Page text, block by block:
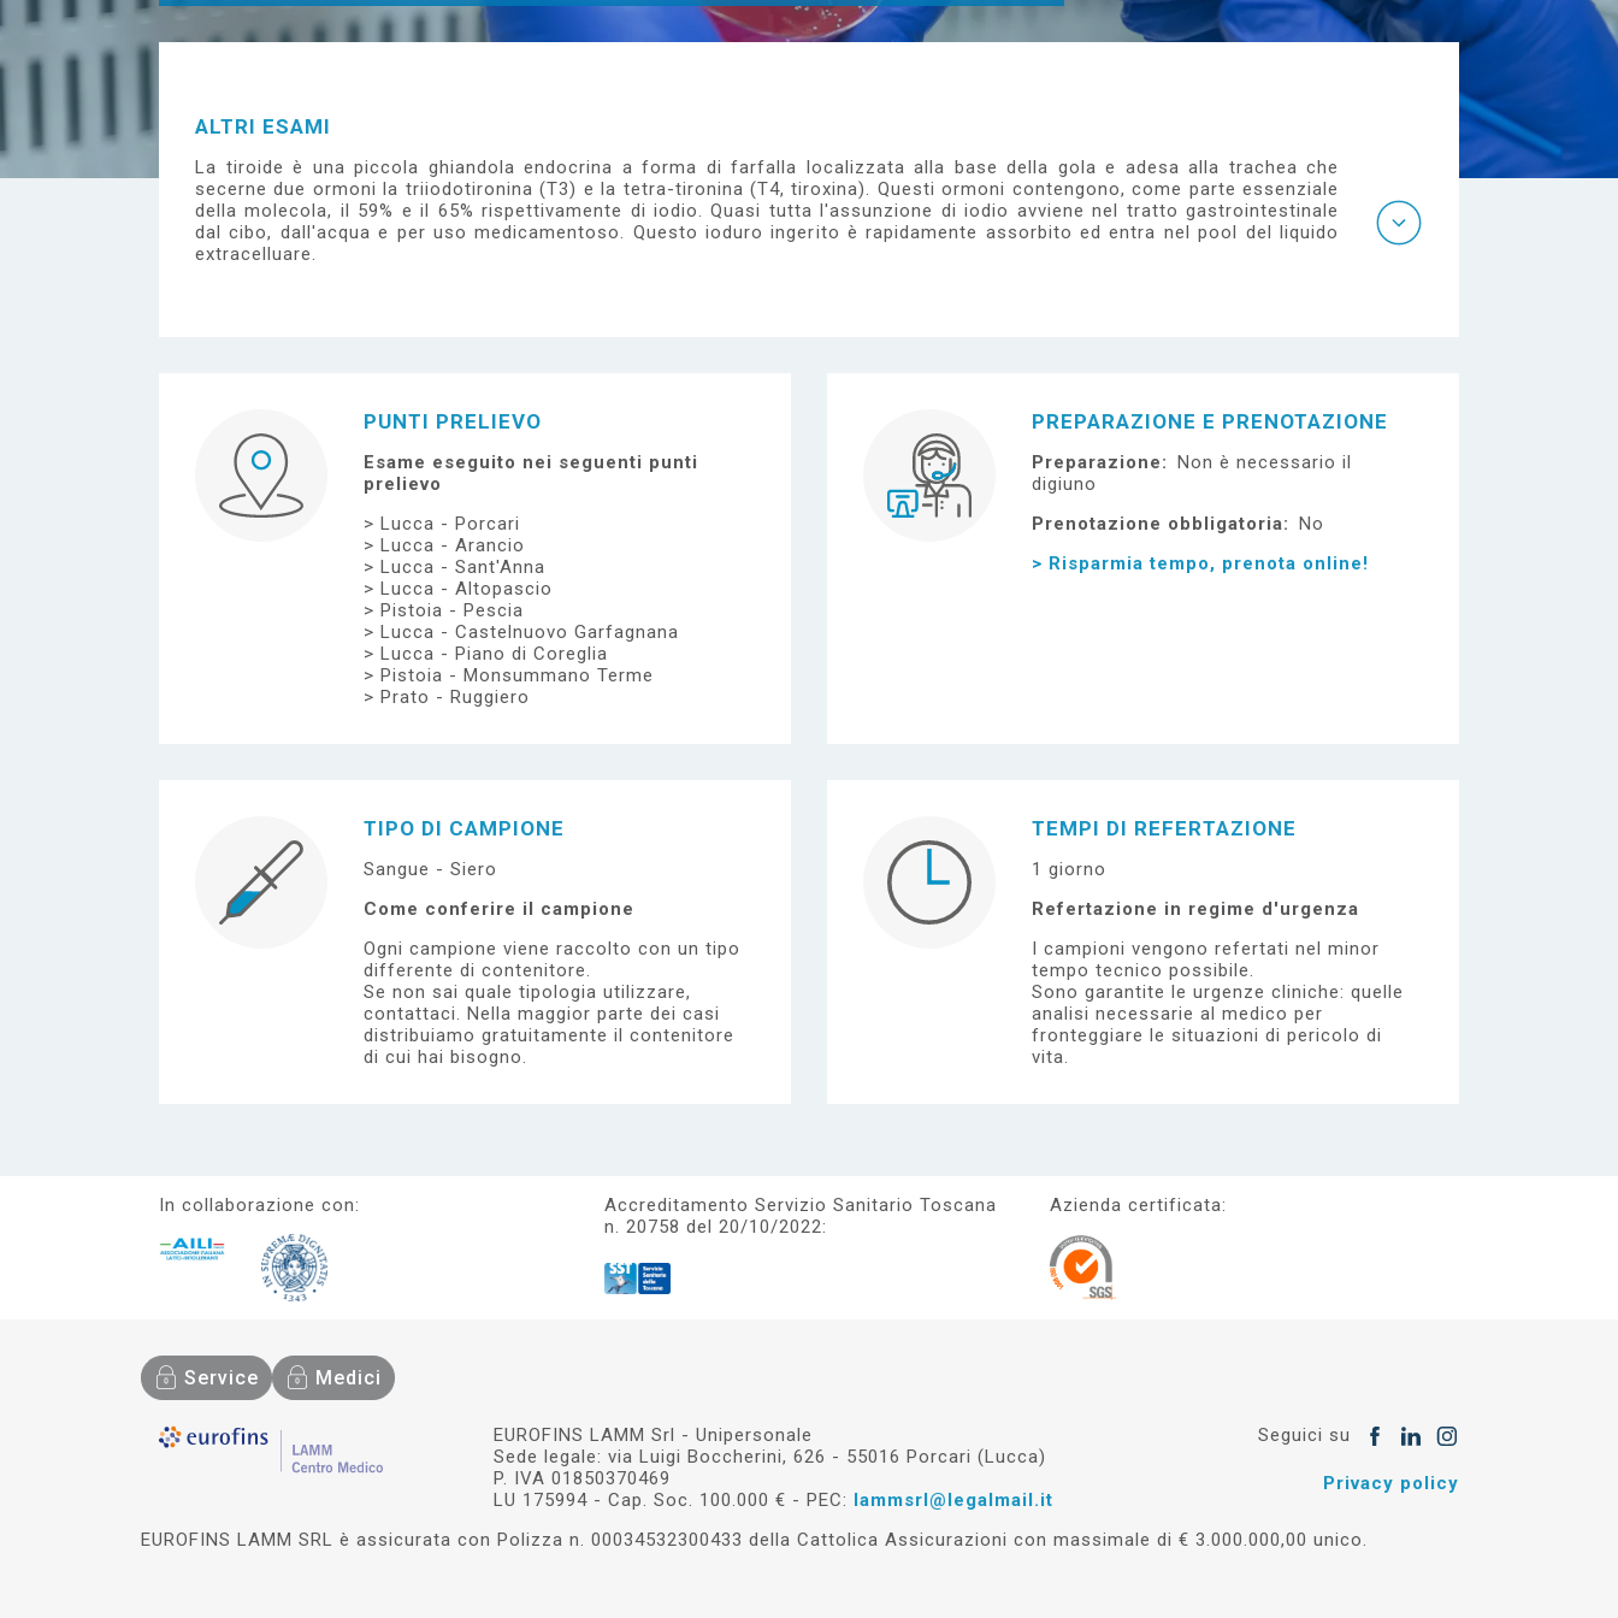
ALTRI ESAMI
La tiroide è una piccola ghiandola endocrina a forma di farfalla localizzata alla base della gola e adesa alla trachea che
secerne due ormoni la triiodotironina (T3) e la tetra-tironina (T4, tiroxina). Questi ormoni contengono, come parte essenziale
della molecola, il 59% e il 65% rispettivamente di iodio. Quasi tutta l'assunzione di iodio avviene nel tratto gastrointestinale
dal cibo, dall'acqua e per uso medicamentoso. Questo ioduro ingerito è rapidamente assorbito ed entra nel pool del liquido
extracelluare.
PUNTI PRELIEVO
Esame eseguito nei seguenti punti
prelievo
Lucca - Porcari
Lucca - Arancio
Lucca - Sant'Anna
Lucca - Altopascio
Pistoia - Pescia
Lucca - Castelnuovo Garfagnana
Lucca - Piano di Coreglia
Pistoia - Monsummano Terme
Prato - Ruggiero
PREPARAZIONE E PRENOTAZIONE
Preparazione
Non è necessario il
digiuno
Prenotazione obbligatoria
No
> Risparmia tempo, prenota online!
TIPO DI CAMPIONE
Sangue - Siero
Come conferire il campione
Ogni campione viene raccolto con un tipo
differente di contenitore.
Se non sai quale tipologia utilizzare,
contattaci. Nella maggior parte dei casi
distribuiamo gratuitamente il contenitore
di cui hai bisogno.
TEMPI DI REFERTAZIONE
1 giorno
Refertazione in regime d'urgenza
I campioni vengono refertati nel minor
tempo tecnico possibile.
Sono garantite le urgenze cliniche: quelle
analisi necessarie al medico per
fronteggiare le situazioni di pericolo di
vita.
In collaborazione con:
Accreditamento Servizio Sanitario Toscana
n. 20758 del 20/10/2022:
Azienda certificata:
Service Medici
EUROFINS LAMM Srl - Unipersonale
Sede legale: via Luigi Boccherini, 626 - 55016 Porcari (Lucca)
P. IVA 01850370469
LU 175994 - Cap. Soc. 100.000 € - PEC: lammsrl@legalmail.it
Seguici su
Privacy policy
EUROFINS LAMM SRL è assicurata con Polizza n. 00034532300433 della Cattolica Assicurazioni con massimale di € 3.000.000,00 unico.